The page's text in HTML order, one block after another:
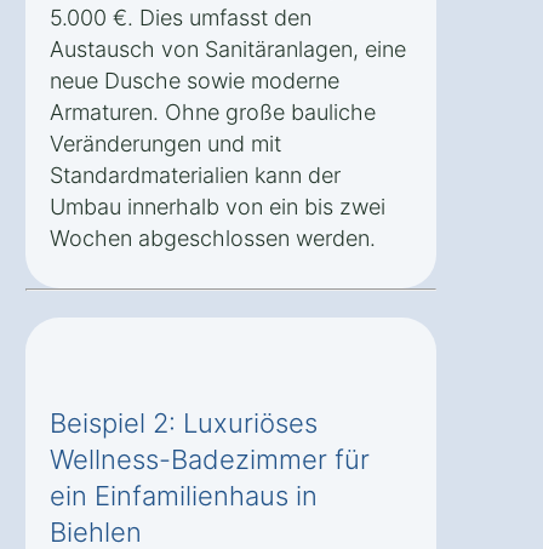
5.000 €. Dies umfasst den
Austausch von Sanitäranlagen, eine
neue Dusche sowie moderne
Armaturen. Ohne große bauliche
Veränderungen und mit
Standardmaterialien kann der
Umbau innerhalb von ein bis zwei
Wochen abgeschlossen werden.
Beispiel 2: Luxuriöses
Wellness-Badezimmer für
ein Einfamilienhaus in
Biehlen